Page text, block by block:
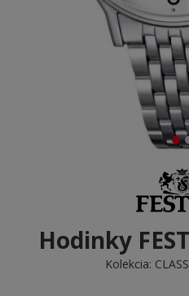
Hodinky
Kolekcia: